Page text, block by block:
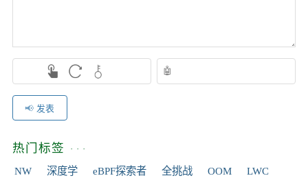
发表
热门标签
NW 深度学 eBPF探索者 全挑战 OOM LWC